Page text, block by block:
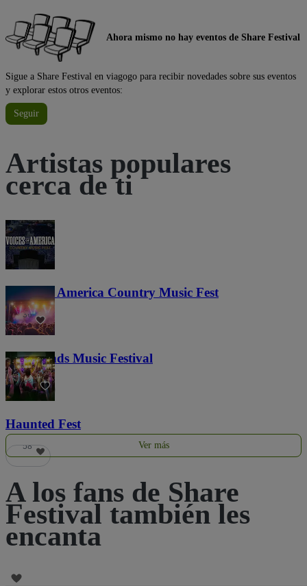
Ahora mismo no hay eventos de Share Festival
Sigue a Share Festival en viagogo para recibir novedades sobre sus eventos
y explorar estos otros eventos:
Seguir
Artistas populares
cerca de ti
Voices of America Country Music Fest
36
Lost Lands Music Festival
121
Haunted Fest
58 Ver más
A los fans de Share
Festival también les
encanta